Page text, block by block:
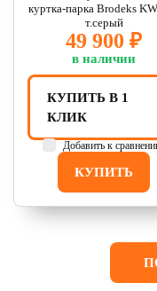
куртка-парка Brodeks
т.серый
49 900 ₽
в наличии
КУПИТЬ
КУПИТЬ В 1
КЛИК
Добавить к